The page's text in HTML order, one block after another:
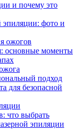
и почему это
эпиляции: фото и
ожогов
основные моменты
подход
для безопасной
что выбрать
эпиляции